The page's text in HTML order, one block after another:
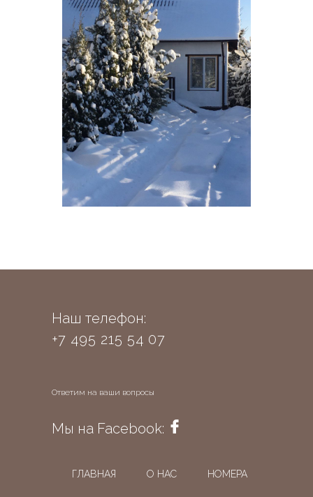
Наш телефон:
+7 495 215 54 07
Ответим на ваши вопросы
Мы на Facebook:
ГЛАВНАЯ О НАС НОМЕРА